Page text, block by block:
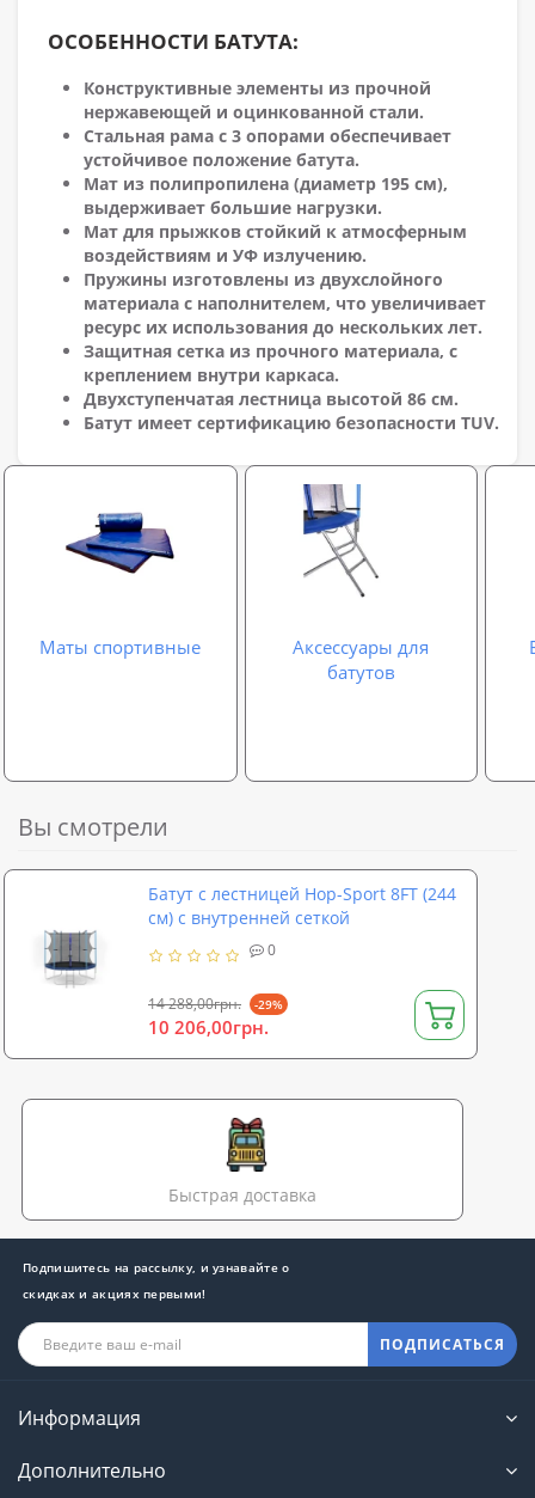
ОСОБЕННОСТИ БАТУТА:
Конструктивные элементы из прочной
нержавеющей и оцинкованной стали.
Стальная рама с 3 опорами обеспечивает
устойчивое положение батута.
Мат из полипропилена (диаметр 195 см),
выдерживает большие нагрузки.
Мат для прыжков стойкий к атмосферным
воздействиям и УФ излучению.
Пружины изготовлены из двухслойного
материала с наполнителем, что увеличивает
ресурс их использования до нескольких лет.
Защитная сетка из прочного материала, с
креплением внутри каркаса.
Двухступенчатая лестница высотой 86 см.
Батут имеет сертификацию безопасности TUV.
Маты спортивные
Аксессуары для
батутов
Вы смотрели
Батут с лестницей Hop-Sport 8FT (244
см) с внутренней сеткой
0
14 288,00грн. -29%
10 206,00грн.
Быстрая доставка
Подпишитесь на рассылку, и узнавайте о
скидках и акциях первыми!
ПОДПИСАТЬСЯ
Информация
Дополнительно